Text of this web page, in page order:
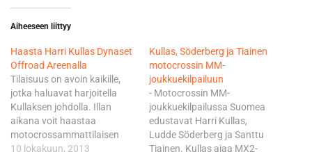
Aiheeseen liittyy
Haasta Harri Kullas Dynaset
Offroad Areenalla
Tilaisuus on avoin kaikille,
jotka haluavat harjoitella
Kullaksen johdolla. Illan
aikana voit haastaa
motocrossammattilaisen
kellotettavissa kilpailuerissä.
10 lokakuun, 2013
Kullas, Söderberg ja Tiainen
motocrossin MM-
joukkuekilpailuun
- Motocrossin MM-
joukkuekilpailussa Suomea
edustavat Harri Kullas,
Ludde Söderberg ja Santtu
Tiainen. Kullas ajaa MX2-